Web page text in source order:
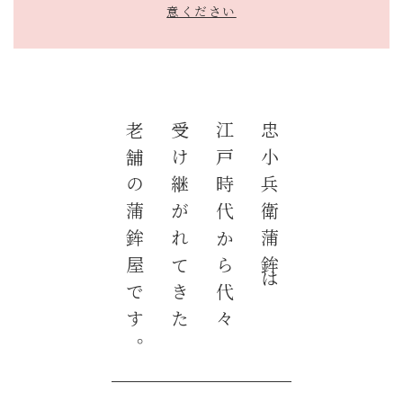
意ください
忠小兵衛蒲鉾は
江戸時代から代々
受け継がれてきた
老舗の蒲鉾屋です。